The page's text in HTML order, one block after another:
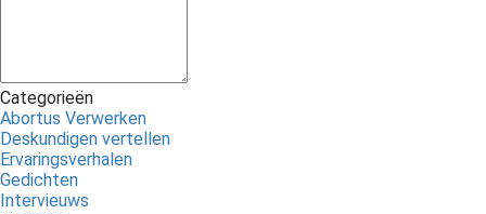
Categorieën
Abortus Verwerken
Deskundigen vertellen
Ervaringsverhalen
Gedichten
Intervieuws